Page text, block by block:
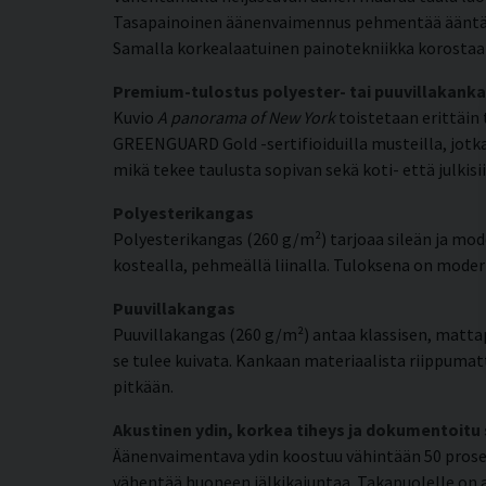
Tasapainoinen äänenvaimennus pehmentää
Samalla korkealaatuinen painotekniikka
Premium-tulostus polyester- tai
Kuvio A panorama of New Yorktoistetaan erittäin
GREENGUARD Gold -sertifioiduilla musteilla,
mikä tekee taulusta sopivan sekä koti- että
Polyesterikangas
Polyesterikangas (260 g/m²) tarjoaa sileän ja
kostealla, pehmeällä liinalla. Tuloksena on
Puuvillakangas
Puuvillakangas (260 g/m²) antaa klassisen,
se tulee kuivata. Kankaan materiaalista
pitkään.
Akustinen ydin, korkea tiheys ja
Äänenvaimentava ydin koostuu vähintään 50
vähentää huoneen jälkikaiuntaa. Takapuolelle on